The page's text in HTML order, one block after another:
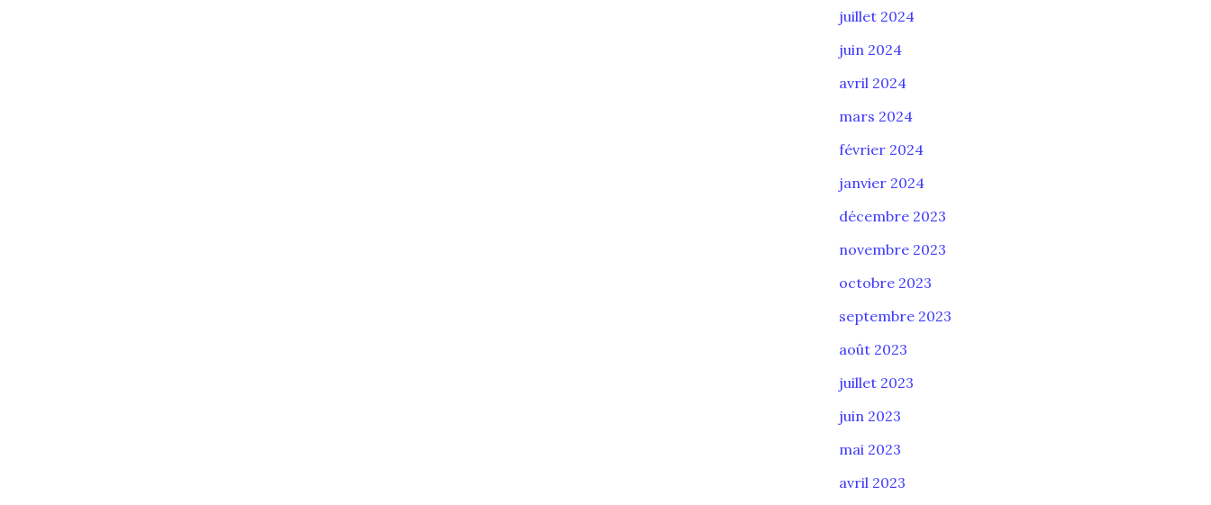
juillet 2024
juin 2024
avril 2024
mars 2024
février 2024
janvier 2024
décembre 2023
novembre 2023
octobre 2023
septembre 2023
août 2023
juillet 2023
juin 2023
mai 2023
avril 2023